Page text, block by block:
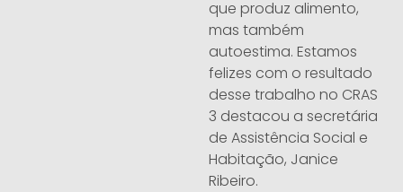
que produz alimento,
mas também
autoestima. Estamos
felizes com o resultado
desse trabalho no CRAS
3 destacou a secretária
de Assistência Social e
Habitação, Janice
Ribeiro.